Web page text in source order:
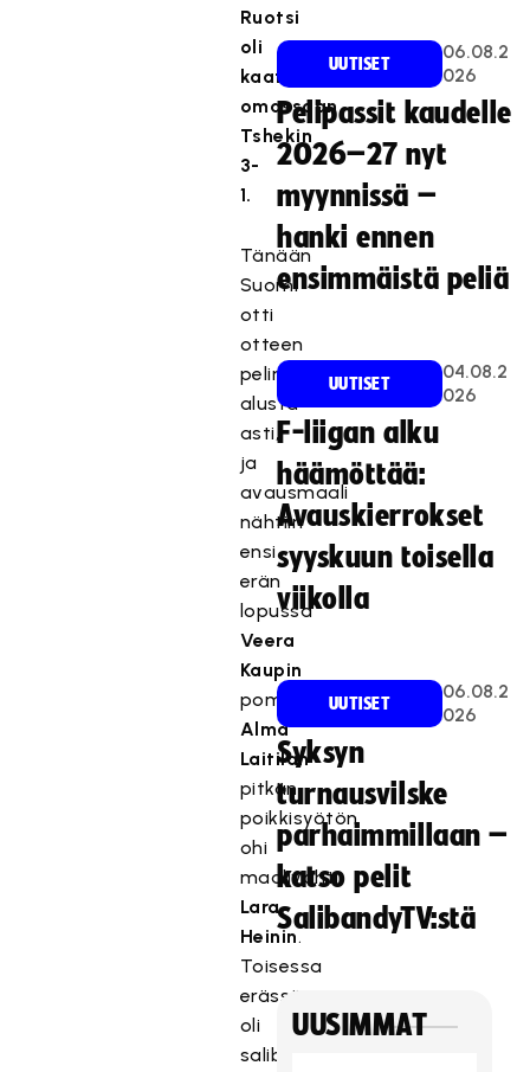
Ruotsi
oli
kaatanut
omassaan
Tshekin
3-
1.
Tänään
Suomi
otti
otteen
pelin
alusta
asti,
ja
avausmaali
nähtiin
ensi
erän
lopussa
Veera
Kaupin
pommittaessa
Alma
Laitilan
pitkän
poikkisyötön
ohi
maalivahti
Lara
Heinin.
Toisessa
erässä
oli
salibandyn
UUTISET
06.08.2
026
Pelipassit kaudelle
2026–27 nyt
myynnissä –
hanki ennen
ensimmäistä peliä
UUTISET
04.08.2
026
F-liigan alku
häämöttää:
Avauskierrokset
syyskuun toisella
viikolla
UUTISET
06.08.2
026
Syksyn
turnausvilske
parhaimmillaan –
katso pelit
SalibandyTV:stä
UUSIMMAT